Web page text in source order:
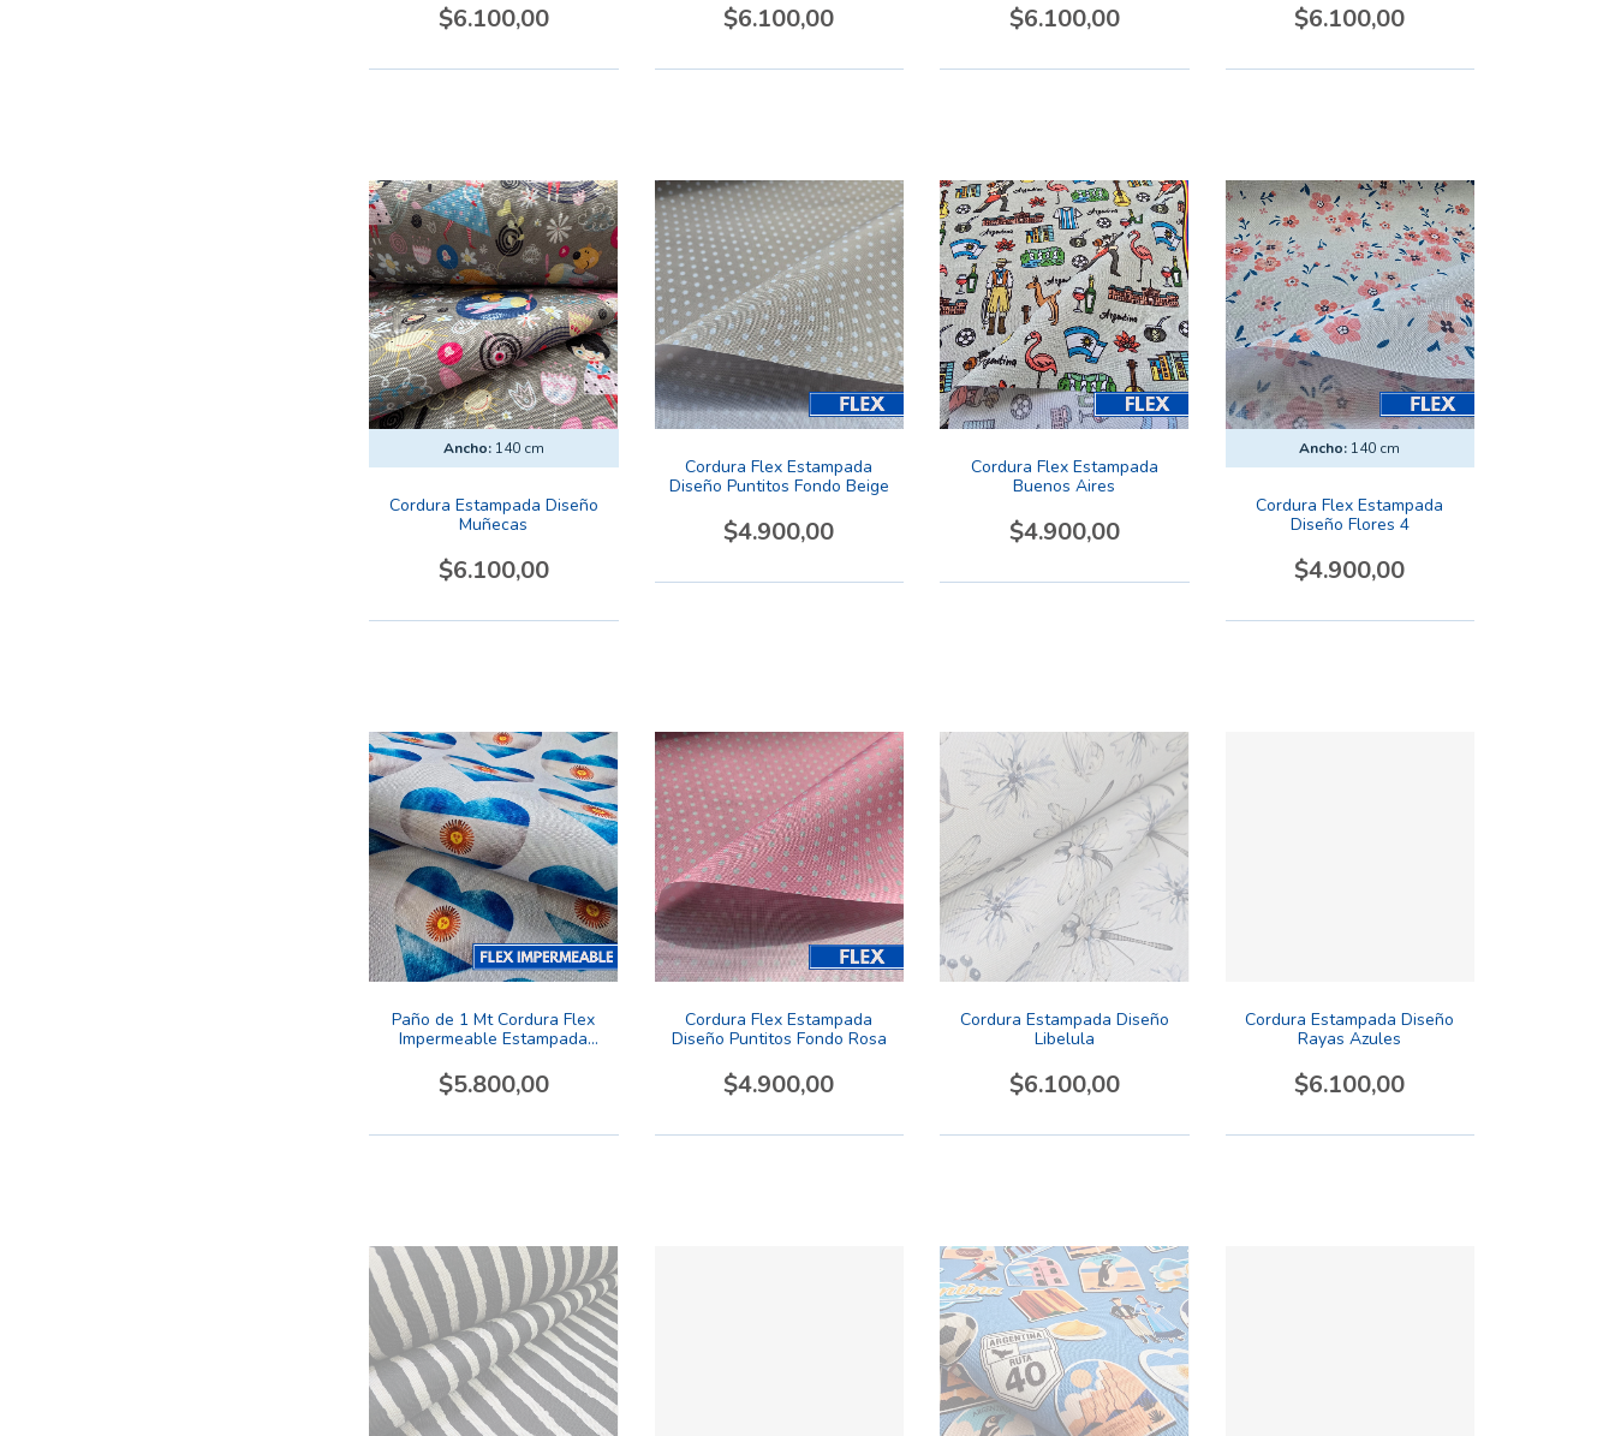
$6.100,00 $6.100,00 $6.100,00 $6.100,00
Ancho:140 cm
Cordura Estampada Diseño
Muñecas
$6.100,00
Cordura Flex Estampada
Diseño Puntitos Fondo Beige
$4.900,00
Cordura Flex Estampada
Buenos Aires
$4.900,00
Ancho: 140 cm
Cordura Flex Estampada
Diseño Flores 4
$4.900,00
Paño de 1 Mt Cordura Flex
Impermeable Estampada
$5.800,00
Cordura Flex Estampada
Diseño Puntitos Fondo Rosa
$4.900,00
Cordura Estampada Diseño
Libelula
$6.100,00
Cordura Estampada Diseño
Rayas Azules
$6.100,00